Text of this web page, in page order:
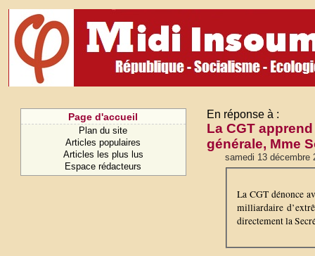
Page d'accueil
Plan du site
Articles populaires
Articles les plus lus
Espace rédacteurs
En réponse à :
La CGT
générale, Mme
samedi 13 décembre
La CGT dénonce
milliardaire
directement la